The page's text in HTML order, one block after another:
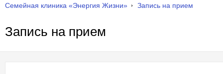
Семейная клиника «Энергия Жизни» Запись на прием
Запись на прием